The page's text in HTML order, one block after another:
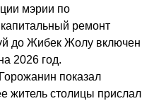
мэрии по
ремонт
до Жибек Жолу включен
2026 год.
показал
житель столицы прислал